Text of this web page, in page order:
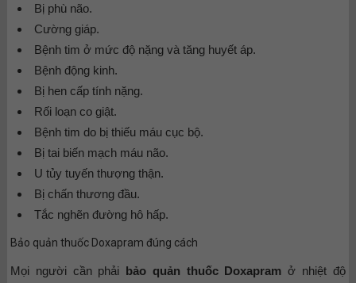
Bị phù não.
Cường giáp.
Bệnh tim ở mức độ nặng và tăng huyết áp.
Bệnh động kinh.
Bị hen cấp tính nặng.
Rối loạn co giật.
Bệnh tim do bị thiếu máu cục bộ.
Bị tai biến mạch máu não.
U tủy tuyến thượng thận.
Bị chấn thương đầu.
Tắc nghẽn đường hô hấp.
Bảo quản thuốc Doxapram đúng cách
Mọi người cần phải bảo quản thuốc Doxapram ở nhiệt độ